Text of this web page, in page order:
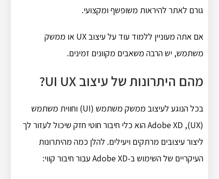
גורם לאתר להיראות משופשף ומקצועי.
אם אתה מעוניין ללמוד עוד על עיצוב UX או ממשק
משתמש, יש הרבה משאבים מקוונים זמינים.
מהם היתרונות של עיצוב UI UX?
בכל הנוגע לעיצוב ממשק משתמש (UI) וחווית משתמש
(UX), Adobe XD הוא כלי חיבור חוטי חזק שיכול לעזור לך
ליצור עיצובים מרתקים ויעילים. להלן כמה מהיתרונות
העיקריים של השימוש ב-Adobe XD עבור חיבור קווי: